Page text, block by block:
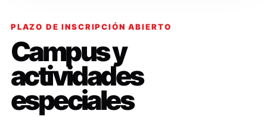
PLAZO DE INSCRIPCIÓN ABIERTO
Campus y
actividades
especiales